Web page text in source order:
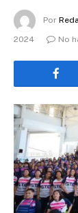
Por
2024
No